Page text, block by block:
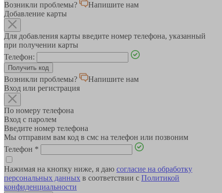
Возникли проблемы?
Напишите нам
Добавление карты
Для добавления карты введите номер телефона, указанный
при получении карты
Телефон:
Возникли проблемы?
Напишите нам
Вход или регистрация
По номеру телефона
Вход с паролем
Введите номер телефона
Мы отправим вам код в смс на телефон или позвоним
Телефон *
Нажимая на кнопку ниже, я даю согласие на обработку
персональных данных в соответствии с Политикой
конфиденциальности